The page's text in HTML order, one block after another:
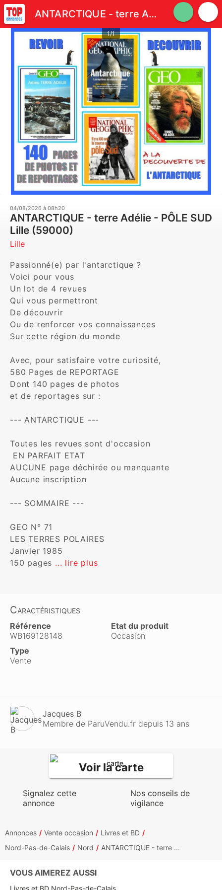
ANTARCTIQUE - terre Adélie - PÔLE SUD
1/1
04/08/2026 à 08h20
ANTARCTIQUE - terre Adélie - PÔLE SUD
Lille (59000)
Lille
Passionné(e) par l'antarctique ?
Voici pour vous
Un lot de 4 revues
Qui vous permettront
De découvrir
Ou de renforcer vos connaissances
Sur cette région du monde
Avec, pour satisfaire votre curiosité,
580 Pages de REPORTAGE
Dont 140 pages de photos
et de reportages sur :
--- ANTARCTIQUE ---
Toutes les revues sont d'occasion
AUCUNE page déchirée ou manquante
Aucune inscription
--- SOMMAIRE ---
GEO N° 71
LES TERRES POLAIRES
Janvier 1985
150 pages ... lire plus
Caractéristiques
Référence
WB169128148
Etat du produit
Occasion
Type
Vente
Jacques B
Membre de ParuVendu.fr depuis 13 ans
Voir la carte
Signalez cette
annonce
Nos conseils de
vigilance
Annonces Vente occasion
Livres et BD
Nord-Pas-de-Calais
Nord ANTARCTIQUE - terre ...
VOUS AIMEREZ AUSSI
Livres et BD Nord-Pas-de-Calais